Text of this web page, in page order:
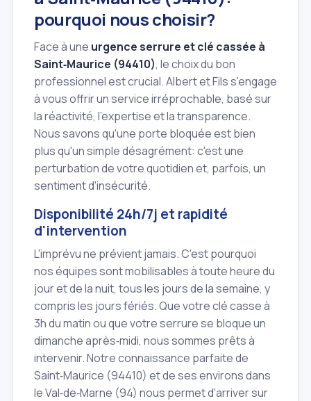
pourquoi nous choisir?
Face à une urgence serrure et clé cassée à
Saint‑Maurice (94410), le choix du bon
professionnel est crucial. Albert et Fils s'engage
à vous offrir un service irréprochable, basé sur
la réactivité, l'expertise et la transparence.
Nous savons qu'une porte bloquée est bien
plus qu'un simple désagrément: c'est une
perturbation de votre quotidien et, parfois, un
sentiment d'insécurité.
Disponibilité 24h/7j et rapidité
d'intervention
L'imprévu ne prévient jamais. C'est pourquoi
nos équipes sont mobilisables à toute heure du
jour et de la nuit, tous les jours de la semaine, y
compris les jours fériés. Que votre clé casse à
3h du matin ou que votre serrure se bloque un
dimanche après‑midi, nous sommes prêts à
intervenir. Notre connaissance parfaite de
Saint‑Maurice (94410) et de ses environs dans
le Val‑de‑Marne (94) nous permet d'arriver sur